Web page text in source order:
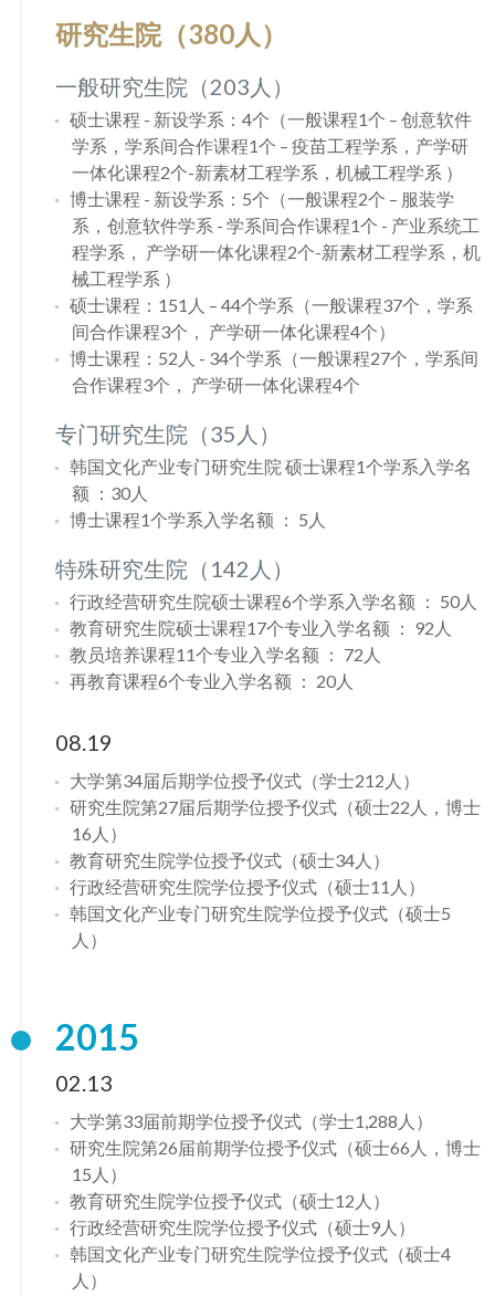
研究生院（380人）
一般研究生院（203人）
硕士课程 - 新设学系：4个（一般课程1个 – 创意软件
学系，学系间合作课程1个 – 疫苗工程学系，产学研
一体化课程2个-新素材工程学系，机械工程学系 ）
博士课程 - 新设学系：5个（一般课程2个 – 服装学
系，创意软件学系 - 学系间合作课程1个 - 产业系统工
程学系， 产学研一体化课程2个-新素材工程学系，机
械工程学系 ）
硕士课程：151人 – 44个学系（一般课程37个，学系
间合作课程3个， 产学研一体化课程4个）
博士课程：52人 - 34个学系（一般课程27个，学系间
合作课程3个， 产学研一体化课程4个
专门研究生院（35人）
韩国文化产业专门研究生院 硕士课程1个学系入学名
额 ：30人
博士课程1个学系入学名额 ： 5人
特殊研究生院（142人）
行政经营研究生院硕士课程6个学系入学名额 ： 50人
教育研究生院硕士课程17个专业入学名额 ： 92人
教员培养课程11个专业入学名额 ： 72人
再教育课程6个专业入学名额 ： 20人
08.19
大学第34届后期学位授予仪式（学士212人）
研究生院第27届后期学位授予仪式（硕士22人，博士
16人）
教育研究生院学位授予仪式（硕士34人）
行政经营研究生院学位授予仪式（硕士11人）
韩国文化产业专门研究生院学位授予仪式（硕士5
人）
2015
02.13
大学第33届前期学位授予仪式（学士1,288人）
研究生院第26届前期学位授予仪式（硕士66人，博士
15人）
教育研究生院学位授予仪式（硕士12人）
行政经营研究生院学位授予仪式（硕士9人）
韩国文化产业专门研究生院学位授予仪式（硕士4
人）